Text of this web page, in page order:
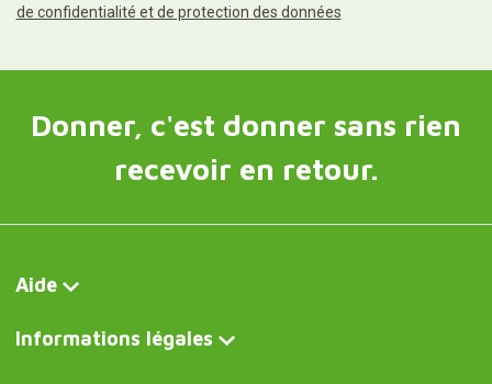
de confidentialité et de protection des données
Donner, c'est donner sans rien
recevoir en retour.
Aide
Informations légales